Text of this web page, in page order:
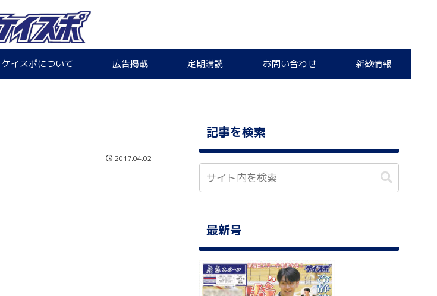
ケイスポについて 広告掲載 定期購読 お問い合わせ 新歓情報
2017.04.02
記事を検索
最新号